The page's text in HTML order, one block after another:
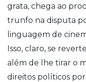
grata, chega ao
trunfo na disputa
linguagem de
Isso, claro, se
além de lhe tirar o
direitos políticos por